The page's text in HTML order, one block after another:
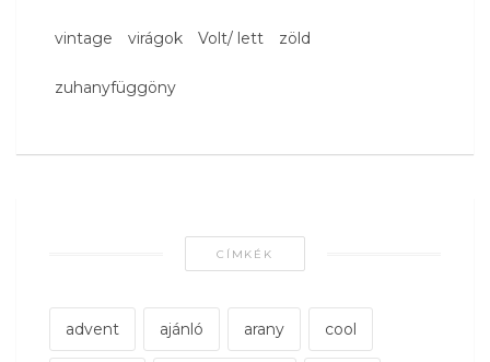
vintage virágok Volt/ lett zöld
zuhanyfüggöny
CÍMKÉK
advent ajánló arany cool